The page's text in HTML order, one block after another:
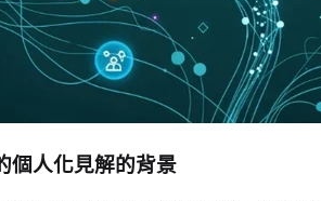
個人化見解的背景